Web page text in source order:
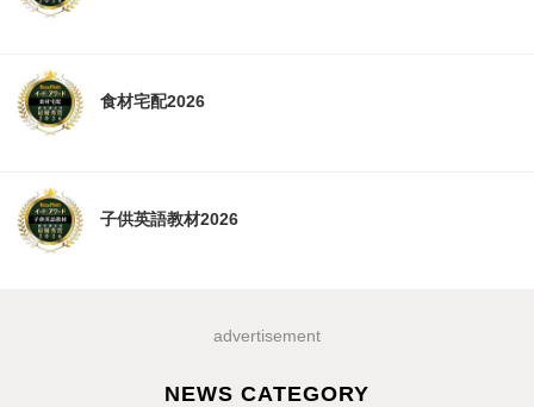
食材宅配2026
子供英語教材2026
advertisement
NEWS CATEGORY